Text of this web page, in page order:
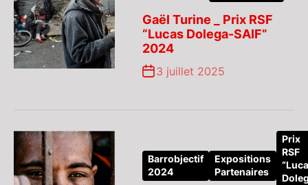
Gaël Turine _ Prix RSF
“Lucas Dolega-SAIF”
2024
3 juillet 2025
Barrobjectif
2024
Expositions
Partenaires
Prix
RSF